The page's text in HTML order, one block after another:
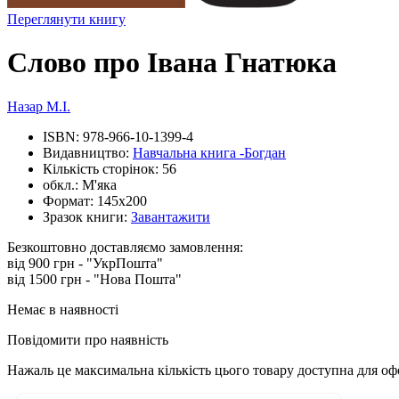
Переглянути книгу
Слово про Івана Гнатюка
Назар М.І.
ISBN: 978-966-10-1399-4
Видавництво: Навчальна книга -Богдан
Кількість сторінок: 56
обкл.: М'яка
Формат: 145х200
Зразок книги: Завантажити
Безкоштовно доставляємо замовлення:
від 900 грн - "УкрПошта"
від 1500 грн - "Нова Пошта"
Немає в наявності
Повідомити про наявність
Нажаль це максимальна кількість цього товару доступна для